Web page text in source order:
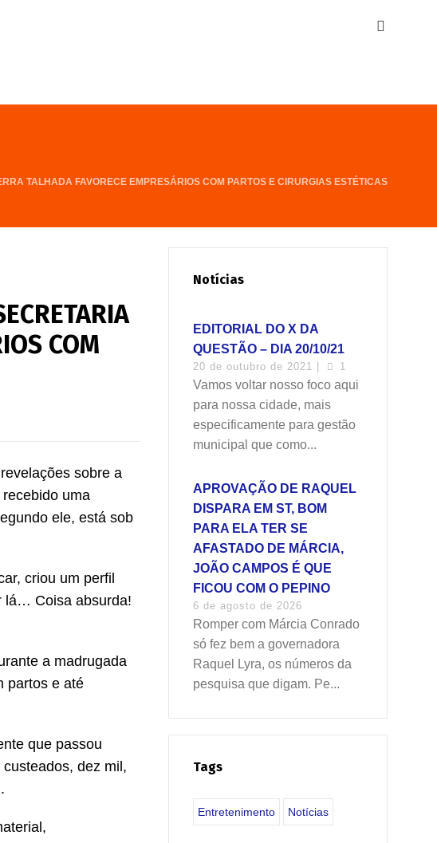
TALHADA FAVORECE EMPRESÁRIOS COM PARTOS E CIRURGIAS ESTÉTICAS
COM
sobre a
uma
ele, está sob
criou um perfil
lá… Coisa absurda!
a madrugada
partos e até
que passou
dez mil,
Notícias
EDITORIAL DO X DA
QUESTÃO – DIA 20/10/21
20 de outubro de 2021 | 1
Vamos voltar nosso foco aqui
para nossa cidade, mais
especificamente para gestão
municipal que como...
APROVAÇÃO DE RAQUEL
DISPARA EM ST, BOM
PARA ELA TER SE
AFASTADO DE MÁRCIA,
JOÃO CAMPOS É QUE
FICOU COM O PEPINO
6 de agosto de 2026
Romper com Márcia Conrado
só fez bem a governadora
Raquel Lyra, os números da
pesquisa que digam. Pe...
Tags
Entretenimento Notícias